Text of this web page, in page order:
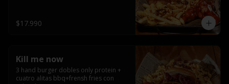
$17.990
Kill me now
3 hand burger dobles only protein +
cuatro alitas bbq+frensh fries con